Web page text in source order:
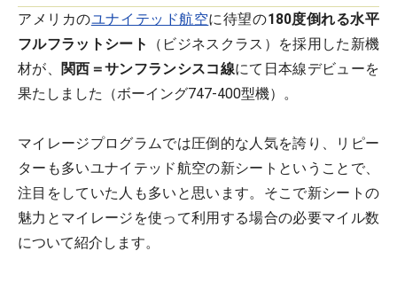
アメリカのユナイテッド航空に待望の180度倒れる水平
フルフラットシート
（ビジネスクラス）を採用した新機
材が、
関西＝サンフランシスコ線にて日本線デビューを
果たしました（ボーイング747-400型機）。
マイレージプログラムでは圧倒的な人気を誇り、リピー
ターも多いユナイテッド航空の新シートということで、
注目をしていた人も多いと思います。そこで新シートの
魅力とマイレージを使って利用する場合の必要マイル数
について紹介します。